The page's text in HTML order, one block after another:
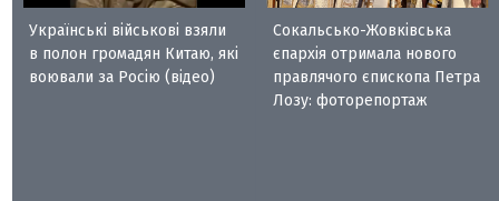
Українські військові взяли
в полон громадян Китаю, які
воювали за Росію (відео)
Сокальсько-Жовківська
єпархія отримала нового
правлячого єпископа Петра
Лозу: фоторепортаж